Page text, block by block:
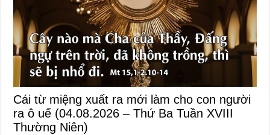
Cái từ miệng xuất ra mới làm cho con người
ra ô uế (04.08.2026 – Thứ Ba Tuần XVIII
Thường Niên)